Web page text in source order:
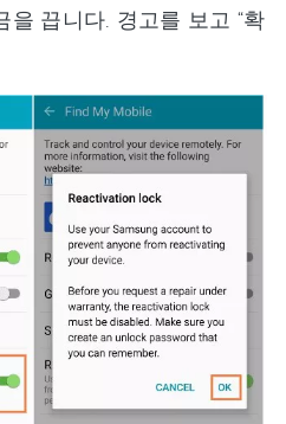
을 끕니다. 경고를 보고 “확